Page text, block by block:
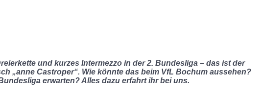
und kurzes Intermezzo in der 2. Bundesliga – das ist der
„anne Castroper“. Wie könnte das beim VfL Bochum aussehen?
erwarten? Alles dazu erfahrt ihr bei uns.